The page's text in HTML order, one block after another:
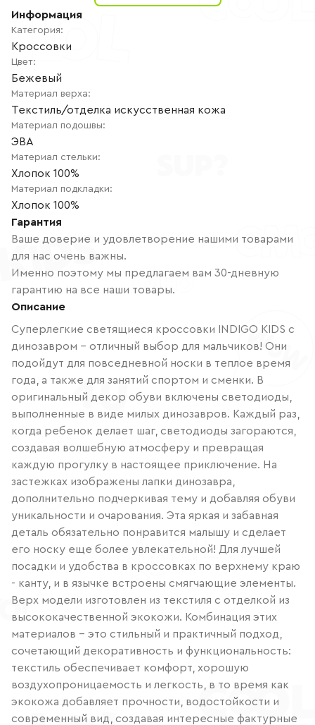
Информация
Категория:
Кроссовки
Цвет:
Бежевый
Материал верха:
Текстиль/отделка искусственная кожа
Материал подошвы:
ЭВА
Материал стельки:
Хлопок 100%
Материал подкладки:
Хлопок 100%
Гарантия
Ваше доверие и удовлетворение нашими товарами
для нас очень важны.
Именно поэтому мы предлагаем вам 30-дневную
гарантию на все наши товары.
Описание
Суперлегкие светящиеся кроссовки INDIGO KIDS с
динозавром - отличный выбор для мальчиков! Они
подойдут для повседневной носки в теплое время
года, а также для занятий спортом и сменки. В
оригинальный декор обуви включены светодиоды,
выполненные в виде милых динозавров. Каждый раз,
когда ребенок делает шаг, светодиоды загораются,
создавая волшебную атмосферу и превращая
каждую прогулку в настоящее приключение. На
застежках изображены лапки динозавра,
дополнительно подчеркивая тему и добавляя обуви
уникальности и очарования. Эта яркая и забавная
деталь обязательно понравится малышу и сделает
его носку еще более увлекательной! Для лучшей
посадки и удобства в кроссовках по верхнему краю
- канту, и в язычке встроены смягчающие элементы.
Верх модели изготовлен из текстиля с отделкой из
высококачественной экокожи. Комбинация этих
материалов - это стильный и практичный подход,
сочетающий декоративность и функциональность:
текстиль обеспечивает комфорт, хорошую
воздухопроницаемость и легкость, в то время как
экокожа добавляет прочности, водостойкости и
современный вид, создавая интересные фактурные